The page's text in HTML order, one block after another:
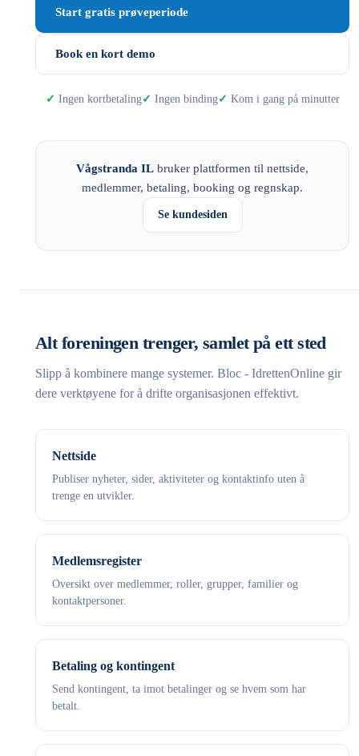
Start gratis prøveperiode
Book en kort demo
Ingen kortbetaling Ingen binding Kom i gang på minutter
Vågstranda IL bruker plattformen til nettside,
medlemmer, betaling, booking og regnskap.
Se kundesiden
Alt foreningen trenger, samlet på ett sted
Slipp å kombinere mange systemer. Bloc - IdrettenOnline gir
dere verktøyene for å drifte organisasjonen effektivt.
Nettside
Publiser nyheter, sider, aktiviteter og kontaktinfo uten å
trenge en utvikler.
Medlemsregister
Oversikt over medlemmer, roller, grupper, familier og
kontaktpersoner.
Betaling og kontingent
Send kontingent, ta imot betalinger og se hvem som har
betalt.